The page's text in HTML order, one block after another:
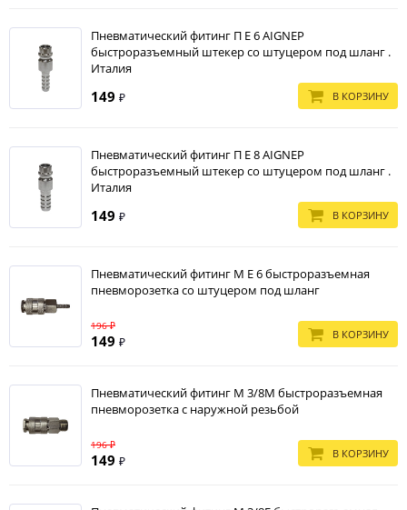
Пневматический фитинг П E 6 AIGNEP
быстроразъемный штекер со штуцером под шланг .
Италия
149 ₽ В КОРЗИНУ
Пневматический фитинг П E 8 AIGNEP
быстроразъемный штекер со штуцером под шланг .
Италия
149 ₽ В КОРЗИНУ
Пневматический фитинг М E 6 быстроразъемная
пневморозетка со штуцером под шланг
149 ₽
196 ₽
В КОРЗИНУ
Пневматический фитинг М 3/8M быстроразъемная
пневморозетка с наружной резьбой
149 ₽
196 ₽
В КОРЗИНУ